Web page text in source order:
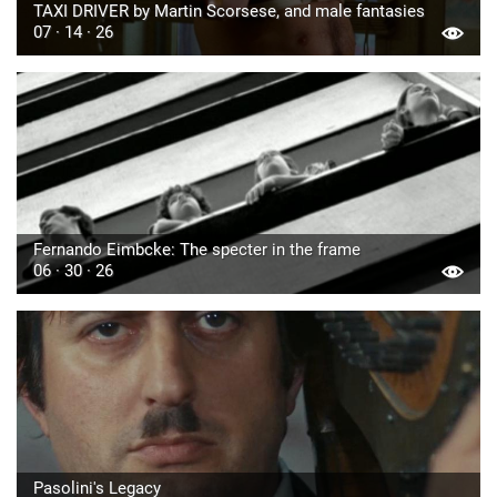
TAXI DRIVER by Martin Scorsese, and male fantasies
07 · 14 · 26
Fernando Eimbcke: The specter in the frame
06 · 30 · 26
Pasolini's Legacy